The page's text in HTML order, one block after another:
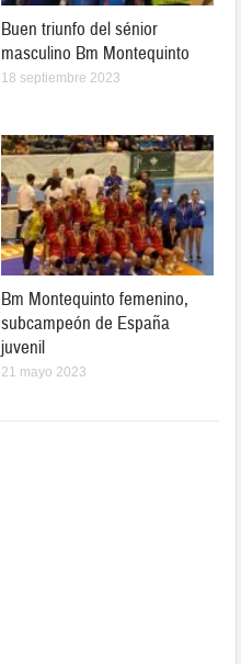
Buen triunfo del sénior
masculino Bm Montequinto
18 septiembre 2023
Bm Montequinto femenino,
subcampeón de España
juvenil
21 mayo 2023